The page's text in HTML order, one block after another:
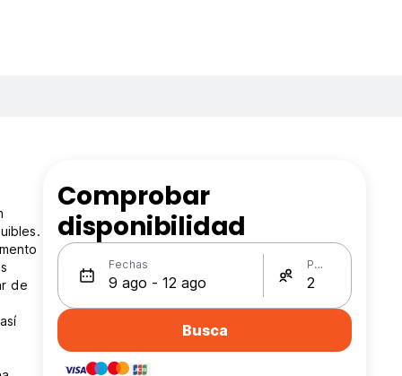
de
Comprobar
disponibilidad
Fechas Personas
Busca